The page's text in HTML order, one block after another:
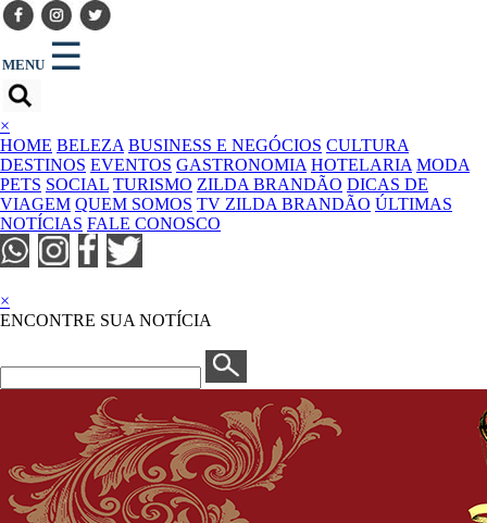
MENU ☰
×
HOME BELEZA BUSINESS E NEGÓCIOS CULTURA
DESTINOS EVENTOS GASTRONOMIA HOTELARIA MODA
PETS SOCIAL TURISMO ZILDA BRANDÃO DICAS DE
VIAGEM QUEM SOMOS TV ZILDA BRANDÃO ÚLTIMAS
NOTÍCIAS FALE CONOSCO
×
ENCONTRE SUA NOTÍCIA